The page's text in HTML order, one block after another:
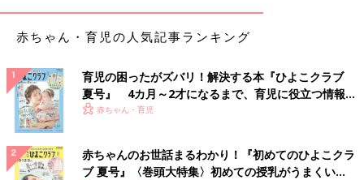
赤ちゃん・育児の人気記事ランキング
育児の困ったがズバリ！解決する本『ひよこクラブ
夏号』 4カ月～2才になるまで、育児に役立つ情報が
いっぱい！
赤ちゃん・育児
赤ちゃんのお世話まるわかり！『初めてのひよこクラ
ブ 夏号』〈巻頭大特集〉初めての授乳がうまくい